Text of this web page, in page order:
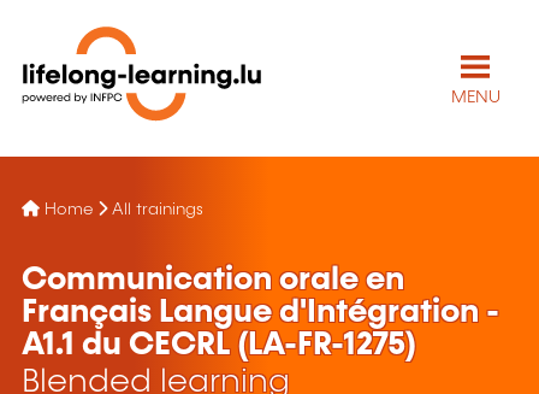
MENU
Home All trainings
Communication orale en
Français Langue d'Intégration -
A1.1 du CECRL (LA-FR-1275)
Blended learning